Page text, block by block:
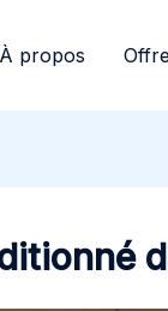
À propos